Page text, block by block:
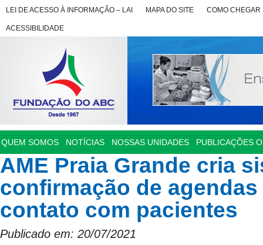
LEI DE ACESSO À INFORMAÇÃO – LAI MAPA DO SITE COMO CHEGAR
ACESSIBILIDADE
QUEM SOMOS NOTÍCIAS NOSSAS UNIDADES PUBLICAÇÕES
AME Praia Grande cria
confirmação de
contato com pacientes
Publicado em: 20/07/2021